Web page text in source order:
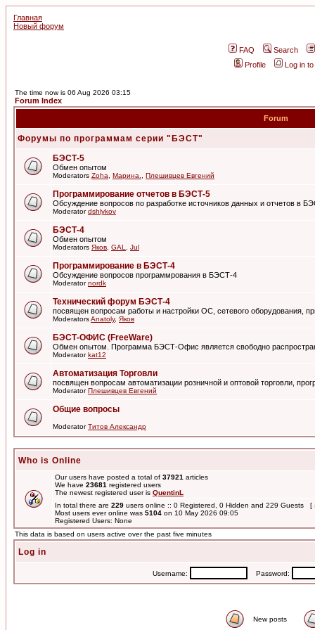
Главная
Новый форум
FAQ
Search
Profile
Log in
The time now is 06 Aug 2026 03:15
Forum Index
Forum
Форумы по программам серии "БЭСТ"
БЭСТ-5
Обмен опытом
Moderators Zoha Марина. Плешивцев Евгений
Программирование отчетов в БЭСТ-5
Обсуждение вопросов по разработке источников данных и отчетов в
Moderatordshlykov
БЭСТ-4
Обмен опытом
Moderators Яков GAL Jul
Программирование в БЭСТ-4
Обсуждение вопросов программрования в БЭСТ-4
Moderatornordk
Технический форум БЭСТ-4
посвящен вопросам работы и настройки ОС, сетевого оборудования,
ModeratorsAnatoly, Яков
БЭСТ-ОФИС (FreeWare)
Обмен опытом. Программа БЭСТ-Офис является свободно
Moderatorkat12
Автоматизация Торговли
посвящен вопросам автоматизации розничной и оптовой торговли,
ModeratorПлешивцев Евгений
Общие вопросы
ModeratorТитов Александр
Who is Online
Our users have posted a total of 37921 articles
We have 23681 registered users
The newest registered user is QuentinL
In total there are 229 users online :: 0 Registered, 0 Hidden and 229 Guests [
Most users ever online was 5104 on 10 May 2026 09:05
Registered Users: None
This data is based on users active over the past five minutes
Log in
Username: Password:
New posts